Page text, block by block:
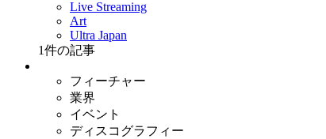
Live Streaming
Art
Ultra Japan
1件の記事
フィーチャー
業界
イベント
ディスコグラフィー